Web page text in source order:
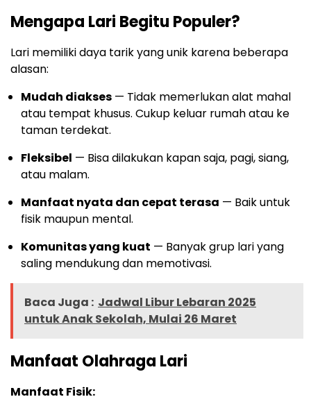
Mengapa Lari Begitu Populer?
Lari memiliki daya tarik yang unik karena beberapa
alasan:
Mudah diakses — Tidak memerlukan alat mahal
atau tempat khusus. Cukup keluar rumah atau ke
taman terdekat.
Fleksibel — Bisa dilakukan kapan saja, pagi, siang,
atau malam.
Manfaat nyata dan cepat terasa — Baik untuk
fisik maupun mental.
Komunitas yang kuat — Banyak grup lari yang
saling mendukung dan memotivasi.
Baca Juga : Jadwal Libur Lebaran 2025
untuk Anak Sekolah, Mulai 26 Maret
Manfaat Olahraga Lari
Manfaat Fisik: